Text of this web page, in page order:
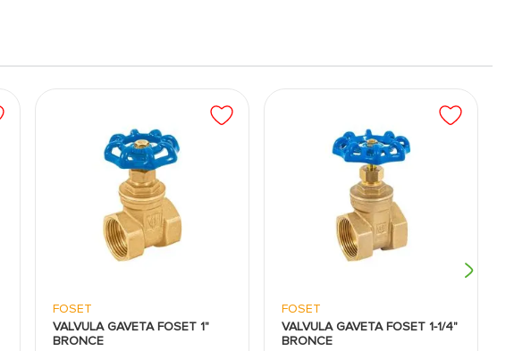
FOSET
VALVULA GAVETA FOSET 1"
BRONCE
FOSET
VALVULA GAVETA FOSET 1-1/4"
BRONCE